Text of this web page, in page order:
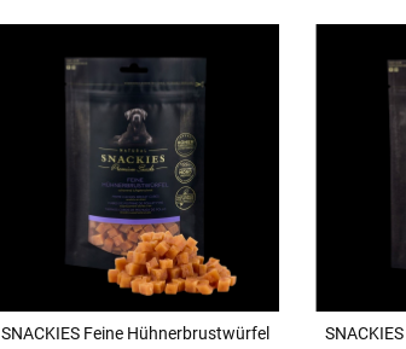
SNACKIES Feine Hühnerbrustwürfel